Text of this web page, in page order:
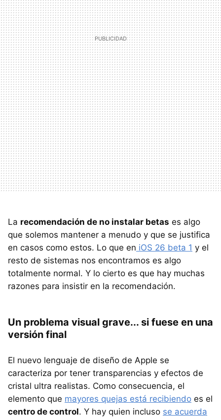
La recomendación de no instalar betas es algo
que solemos mantener a menudo y que se justifica
en casos como estos. Lo que en iOS 26 beta 1 y el
resto de sistemas nos encontramos es algo
totalmente normal. Y lo cierto es que hay muchas
razones para insistir en la recomendación.
Un problema visual grave... si fuese en una
versión final
El nuevo lenguaje de diseño de Apple se
caracteriza por tener transparencias y efectos de
cristal ultra realistas. Como consecuencia, el
elemento que mayores quejas está recibiendo es el
centro de control. Y hay quien incluso se acuerda